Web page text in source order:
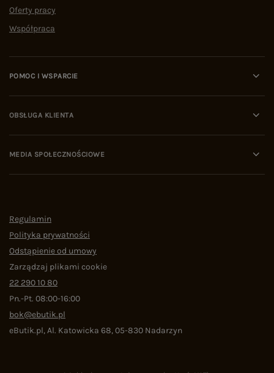
Oferty pracy
Współpraca
POMOC I WSPARCIE
OBSŁUGA KLIENTA
MEDIA SPOŁECZNOŚCIOWE
Regulamin
Polityka prywatności
Odstąpienie od umowy
Zarządzaj plikami cookie
22 290 10 80
Pn.-Pt. 08:00-16:00
bok@ebutik.pl
eButik.pl,Al. Katowicka 68,05-830 Nadarzyn